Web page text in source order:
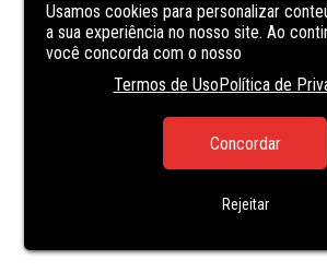
Usamos cookies para personalizar
a sua experiência no nosso site. Ao
você concorda com o nosso
Termos de UsoPolítica de
Concordar
Rejeitar